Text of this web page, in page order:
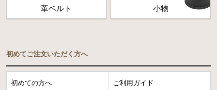
革ベルト 小物
初めてご注文いただく方へ
初めての方へ ご利用ガイド